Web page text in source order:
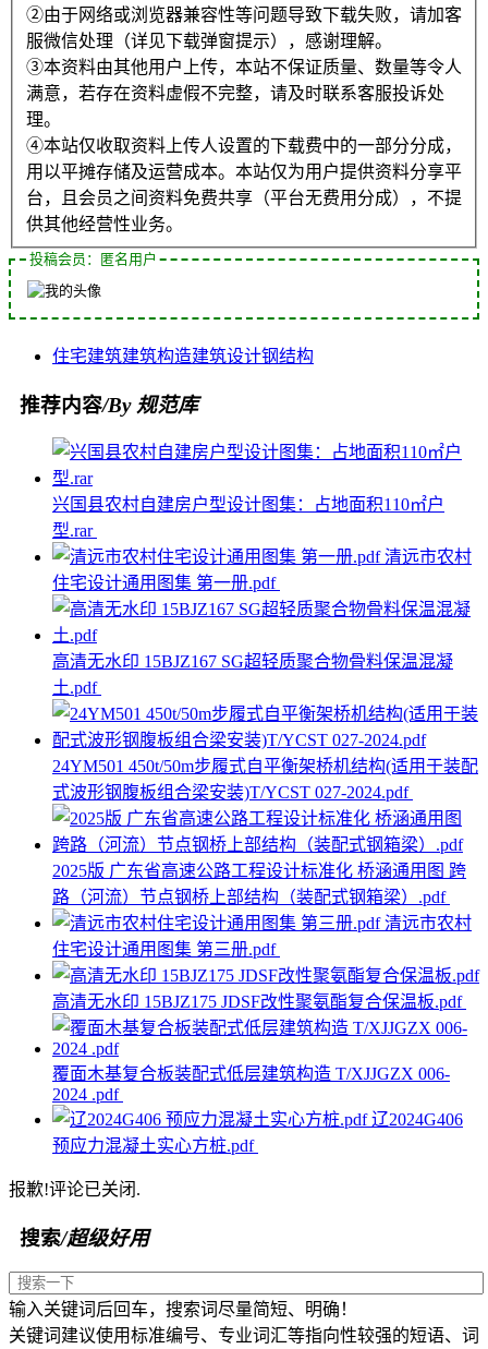
②由于网络或浏览器兼容性等问题导致下载失败，请加客
服微信处理（详见下载弹窗提示），感谢理解。
③本资料由其他用户上传，本站不保证质量、数量等令人
满意，若存在资料虚假不完整，请及时联系客服投诉处
理。
④本站仅收取资料上传人设置的下载费中的一部分分成，
用以平摊存储及运营成本。本站仅为用户提供资料分享平
台，且会员之间资料免费共享（平台无费用分成），不提
供其他经营性业务。
投稿会员：匿名用户
住宅建筑建筑构造建筑设计钢结构
推荐内容/By 规范库
兴国县农村自建房户型设计图集：占地面积110㎡户
型.rar
清远市农村
住宅设计通用图集 第一册.pdf
高清无水印 15BJZ167 SG超轻质聚合物骨料保温混凝
土.pdf
24YM501 450t/50m步履式自平衡架桥机结构(适用于装配
式波形钢腹板组合梁安装)T/YCST 027-2024.pdf
2025版 广东省高速公路工程设计标准化 桥涵通用图 跨
路（河流）节点钢桥上部结构（装配式钢箱梁）.pdf
清远市农村
住宅设计通用图集 第三册.pdf
高清无水印 15BJZ175 JDSF改性聚氨酯复合保温板.pdf
覆面木基复合板装配式低层建筑构造 T/XJJGZX 006-
2024 .pdf
辽2024G406
预应力混凝土实心方桩.pdf
报歉!评论已关闭.
搜索/超级好用
输入关键词后回车，搜索词尽量简短、明确！
关键词建议使用标准编号、专业词汇等指向性较强的短语、词